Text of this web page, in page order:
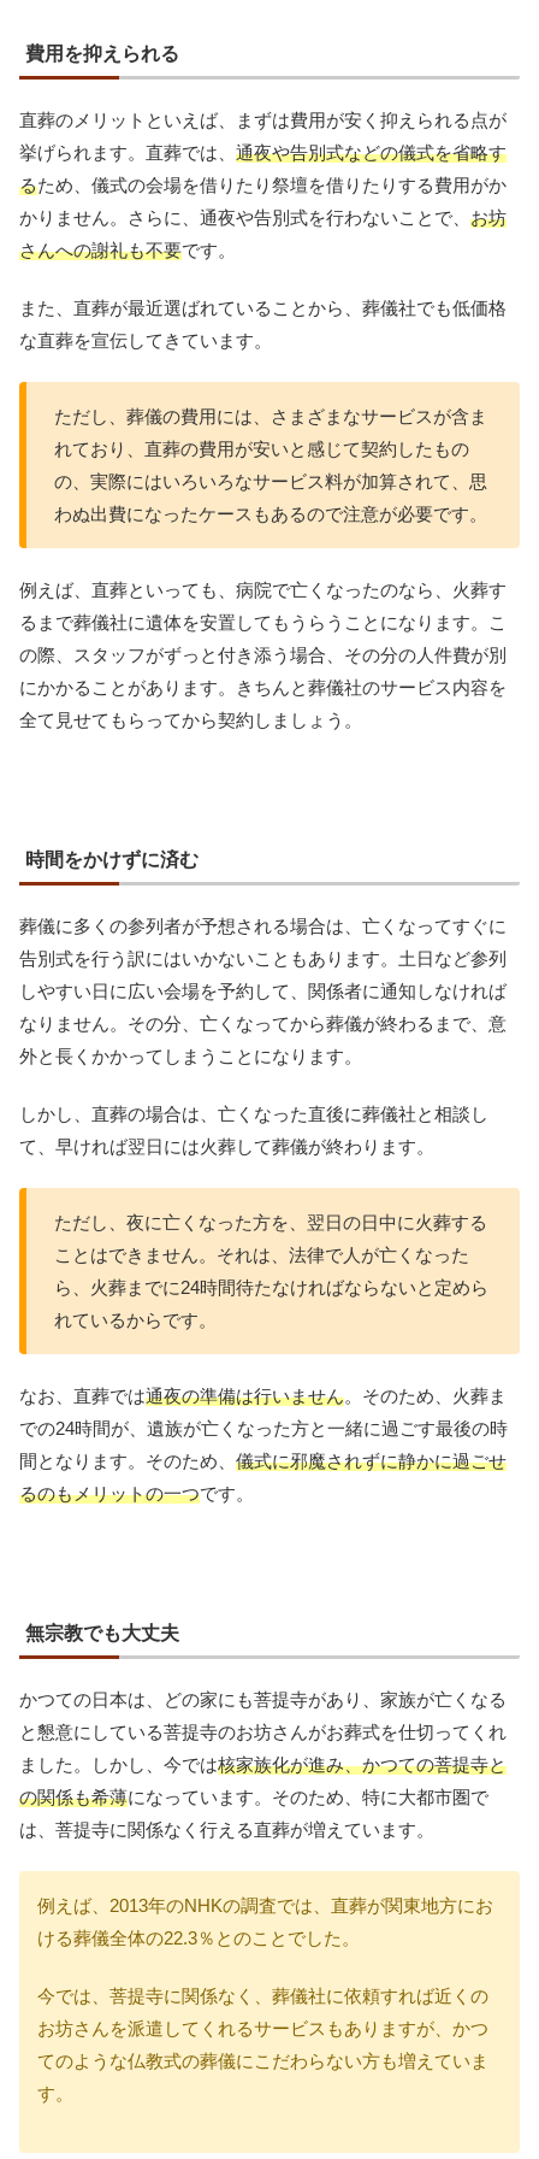
費用を抑えられる
直葬のメリットといえば、まずは費用が安く抑えられる点が
挙げられます。直葬では、 通夜や告別式などの儀式を省略す
るため、儀式の会場を借りたり祭壇を借りたりする費用がか
かりません。さらに、通夜や告別式を行わないことで、 お坊
さんへの謝礼も不要です。
また、直葬が最近選ばれていることから、葬儀社でも低価格
な直葬を宣伝してきています。
ただし、葬儀の費用には、さまざまなサービスが含ま
れており、直葬の費用が安いと感じて契約したもの
の、実際にはいろいろなサービス料が加算されて、思
わぬ出費になったケースもあるので注意が必要です。
例えば、直葬といっても、病院で亡くなったのなら、火葬す
るまで葬儀社に遺体を安置してもうらうことになります。こ
の際、スタッフがずっと付き添う場合、その分の人件費が別
にかかることがあります。きちんと葬儀社のサービス内容を
全て見せてもらってから契約しましょう。
時間をかけずに済む
葬儀に多くの参列者が予想される場合は、亡くなってすぐに
告別式を行う訳にはいかないこともあります。土日など参列
しやすい日に広い会場を予約して、関係者に通知しなければ
なりません。その分、亡くなってから葬儀が終わるまで、意
外と長くかかってしまうことになります。
しかし、直葬の場合は、亡くなった直後に葬儀社と相談し
て、早ければ翌日には火葬して葬儀が終わります。
ただし、夜に亡くなった方を、翌日の日中に火葬する
ことはできません。それは、法律で人が亡くなった
ら、火葬までに24時間待たなければならないと定めら
れているからです。
なお、直葬では通夜の準備は行いません。そのため、火葬ま
での24時間が、遺族が亡くなった方と一緒に過ごす最後の時
間となります。そのため、 儀式に邪魔されずに静かに過ごせ
るのもメリットの一つです。
無宗教でも大丈夫
かつての日本は、どの家にも菩提寺があり、家族が亡くなる
と懇意にしている菩提寺のお坊さんがお葬式を仕切ってくれ
ました。しかし、今では核家族化が進み、かつての菩提寺と
の関係も希薄になっています。そのため、特に大都市圏で
は、菩提寺に関係なく行える直葬が増えています。
例えば、2013年のNHKの調査では、直葬が関東地方にお
ける葬儀全体の22.3％とのことでした。
今では、菩提寺に関係なく、葬儀社に依頼すれば近くの
お坊さんを派遣してくれるサービスもありますが、かつ
てのような仏教式の葬儀にこだわらない方も増えていま
す。